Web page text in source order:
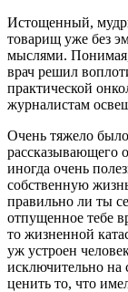
Истощенный,
товарищ уже без
мыслями. Понимая,
врач решил
практической
журналистам
Очень тяжело было
рассказывающего
иногда очень
собственную
правильно ли ты
отпущенное тебе
то жизненной
уж устроен
исключительно на
ценить то, что